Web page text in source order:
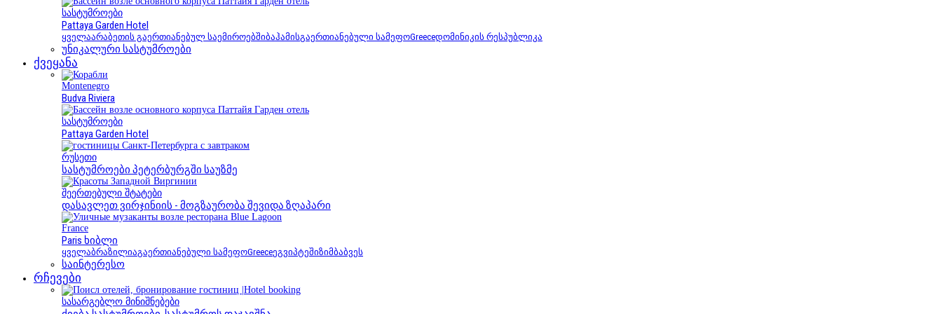
სასტუმროები
Pattaya Garden Hotel
ყველაარაბეთის გაერთიანებულ საემიროებშიბაჰამისგაერთიანებული სამეფოGreeceდომინიკის რესპუბლიკა
უნიკალური სასტუმროები
ქვეყანა
Montenegro
Budva Riviera
სასტუმროები
Pattaya Garden Hotel
რუსეთი
სასტუმროები პეტერბურგში საუზმე
შეერთებული შტატები
დასავლეთ ვირჯინიის - მოგზაურობა შევიდა ზღაპარი
France
Paris ხიბლი
ყველაბრაზილიაგაერთიანებული სამეფოGreeceეგვიპტეშიზიმბაბვეს
საინტერესო
რჩევები
სასარგებლო მინიშნებები